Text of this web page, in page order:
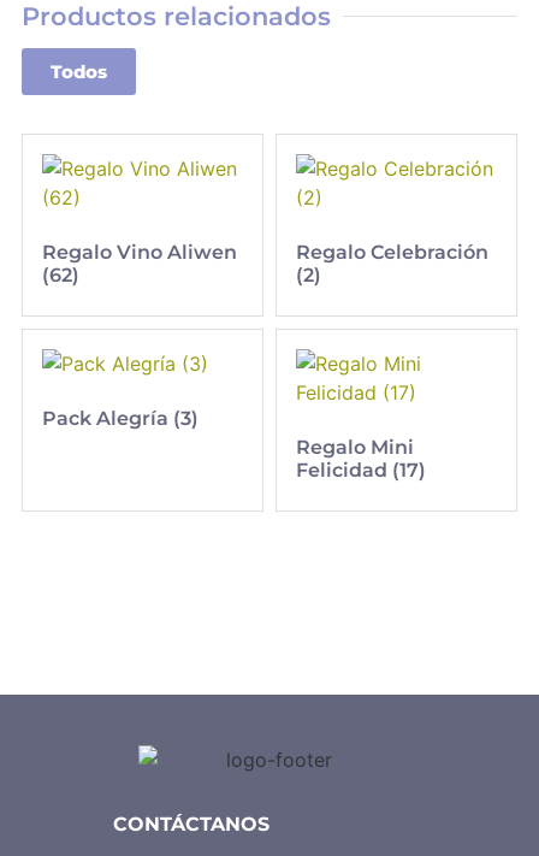
Productos relacionados
Todos
Regalo Vino Aliwen
(62)
Regalo Celebración
(2)
Pack Alegría (3)
Regalo Mini
Felicidad (17)
CONTÁCTANOS